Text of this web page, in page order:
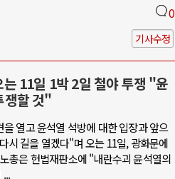
0
기사수정
11일 1박 2일 철야 투쟁 "윤
쟁할 것"
열고 윤석열 석방에 대한 입장과 앞으
시 길을 열겠다"며 오는 11일, 광화문에
총은 헌법재판소에 "내란수괴 윤석열의